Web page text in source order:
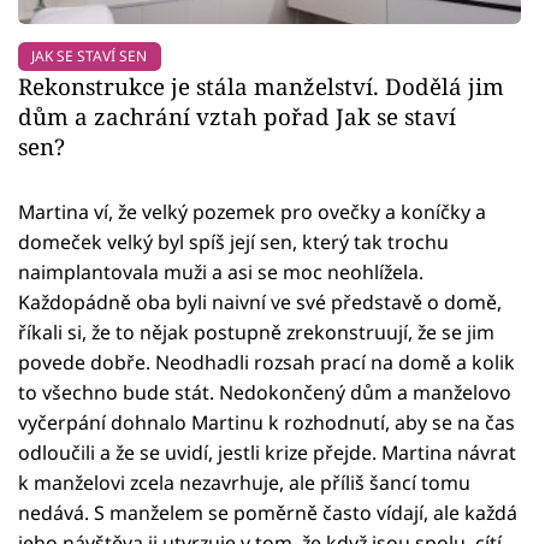
JAK SE STAVÍ SEN
Rekonstrukce je stála manželství. Dodělá jim
dům a zachrání vztah pořad Jak se staví
sen?
Martina ví, že velký pozemek pro ovečky a koníčky a
domeček velký byl spíš její sen, který tak trochu
naimplantovala muži a asi se moc neohlížela.
Každopádně oba byli naivní ve své představě o domě,
říkali si, že to nějak postupně zrekonstruují, že se jim
povede dobře. Neodhadli rozsah prací na domě a kolik
to všechno bude stát. Nedokončený dům a manželovo
vyčerpání dohnalo Martinu k rozhodnutí, aby se na čas
odloučili a že se uvidí, jestli krize přejde. Martina návrat
k manželovi zcela nezavrhuje, ale příliš šancí tomu
nedává. S manželem se poměrně často vídají, ale každá